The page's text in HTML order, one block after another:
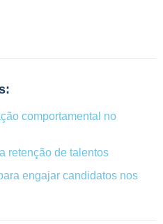
comportamental no
retenção de talentos
engajar candidatos nos